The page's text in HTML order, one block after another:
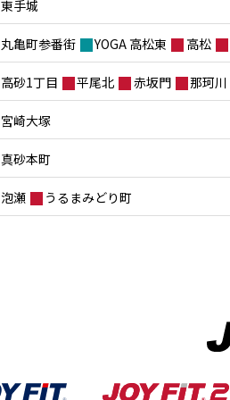
東手城
丸亀町参番街 YOGA 高松東 高松
高砂1丁目 平尾北 赤坂門 那珂川
宮崎大塚
真砂本町
泡瀬 うるまみどり町